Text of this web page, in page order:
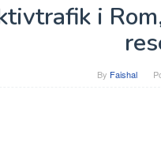
i
By Faishal